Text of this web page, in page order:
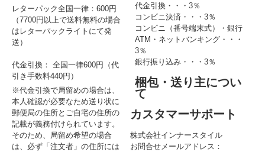
レターパック全国一律：600円
（7700円以上で送料無料の場合
はレターパックライトにて発
送）
代金引換： 全国一律600円（代
引き手数料440円）
※代金引換で局留めの場合は、
本人確認が必要なため送り状に
郵便局の住所とご自宅の住所の
記載が義務付けられています。
そのため、局留め希望の場合
は、必ず「注文者」の住所には
代金引換・・・3％
コンビニ決済・・・3％
コンビニ（番号端末式）・銀行
ATM・ネットバンキング・・・
3％
銀行振り込み・・・3％
梱包・送り主につい
て
カスタマーサポート
株式会社インナースタイル
お問合せメールアドレス：